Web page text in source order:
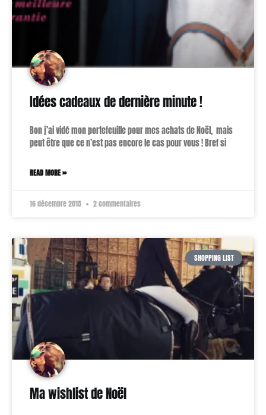
Idées cadeaux de dernière minute !
Bon j’ai vidé mon portefeuille pour mes achats de Noël, mais
peut être que ce n’est pas encore le cas pour vous ! Bref si
READ MORE »
16 décembre 2015 2 commentaires
SHOPPING LIST
Ma wishlist de Noël